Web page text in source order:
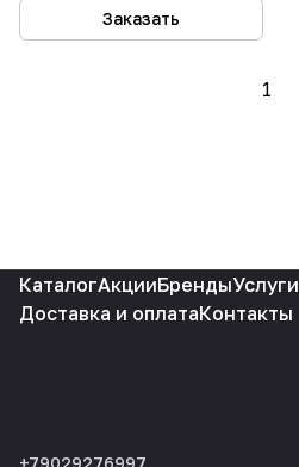
Заказать
1
КаталогАкцииБрендыУслуги
Доставка и оплатаКонтакты
+79029276997